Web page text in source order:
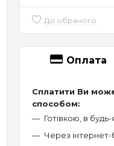
До обраного
Оплата
Сплатити Ви
способом:
Готівкою, в
Через інтернет-